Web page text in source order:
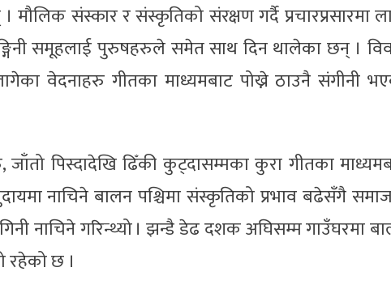
संस्कार र संस्कृतिको संरक्षण गर्दै प्रचारप्रसारमा
समूहलाई पुरुषहरुले समेत साथ दिन थालेका छन् ।
वेदनाहरु गीतका माध्यमबाट पोख्ने ठाउनै संगीनी
पिस्दादेखि ढिँकी कुट्दासम्मका कुरा गीतका
नाचिने बालन पश्चिमा संस्कृतिको प्रभाव बढेसँगै
नाचिने गरिन्थ्यो । झन्डै डेढ दशक अघिसम्म गाउँघरमा
रहेको छ ।